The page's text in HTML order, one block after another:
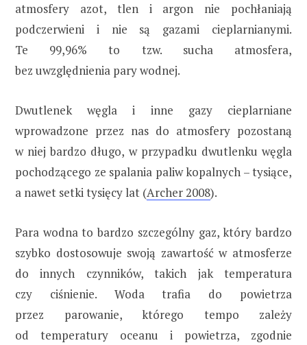
atmosfery azot, tlen i argon nie pochłaniają
podczerwieni i nie są gazami cieplarnianymi.
Te 99,96% to tzw. sucha atmosfera,
bez uwzględnienia pary wodnej.
Dwutlenek węgla i inne gazy cieplarniane
wprowadzone przez nas do atmosfery pozostaną
w niej bardzo długo, w przypadku dwutlenku węgla
pochodzącego ze spalania paliw kopalnych – tysiące,
a nawet setki tysięcy lat (Archer 2008).
Para wodna to bardzo szczególny gaz, który bardzo
szybko dostosowuje swoją zawartość w atmosferze
do innych czynników, takich jak temperatura
czy ciśnienie. Woda trafia do powietrza
przez parowanie, którego tempo zależy
od temperatury oceanu i powietrza, zgodnie